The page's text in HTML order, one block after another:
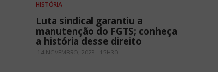
HISTÓRIA
Luta sindical garantiu a
manutenção do FGTS; conheça
a história desse direito
14 NOVEMBRO, 2023 - 15H30